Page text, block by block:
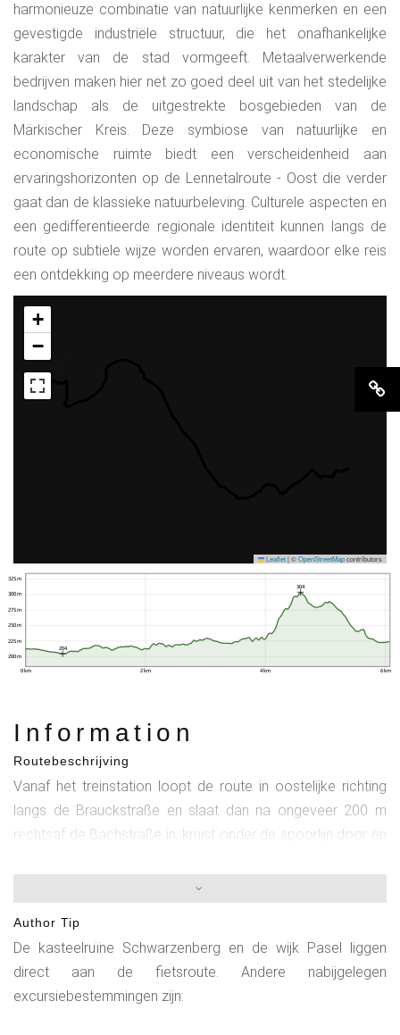
harmonieuze combinatie van natuurlijke kenmerken en een
gevestigde industriële structuur, die het onafhankelijke
karakter van de stad vormgeeft. Metaalverwerkende
bedrijven maken hier net zo goed deel uit van het stedelijke
landschap als de uitgestrekte bosgebieden van de
Märkischer Kreis. Deze symbiose van natuurlijke en
economische ruimte biedt een verscheidenheid aan
ervaringshorizonten op de Lennetalroute - Oost die verder
gaat dan de klassieke natuurbeleving. Culturele aspecten en
een gedifferentieerde regionale identiteit kunnen langs de
route op subtiele wijze worden ervaren, waardoor elke reis
een ontdekking op meerdere niveaus wordt.
+
−
Leaflet|©OpenStreetMapcontributors
0 km 2 km 4 km 6 km
200 m
225 m
250 m
275 m
300 m
325 m
204
304
Information
Routebeschrijving
Vanaf het treinstation loopt de route in oostelijke richting
langs de Brauckstraße en slaat dan na ongeveer 200 m
rechtsaf de Bachstraße in, kruist onder de spoorlijn door en
(Lenneroute). Sla hier linksaf richting de weg, steek deze
recht over en volg dan het voet- en fietspad verder
stroomopwaarts tot aan de spoorbrug over de Lenne. Hier
moet je je fiets een paar treden omhoog dragen. Achter de
brug loopt het fietspad door de uiterwaarden van de Lenne.
Daarna volgt een korte, steile klim en ga je verder de vallei
Author Tip
De kasteelruïne Schwarzenberg en de wijk Pasel liggen
direct aan de fietsroute. Andere nabijgelegen
excursiebestemmingen zijn: